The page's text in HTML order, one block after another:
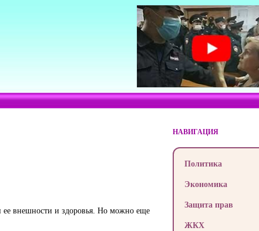
ее внешности и здоровья. Но можно еще
НАВИГАЦИЯ
Политика
Экономика
Защита прав
ЖКХ